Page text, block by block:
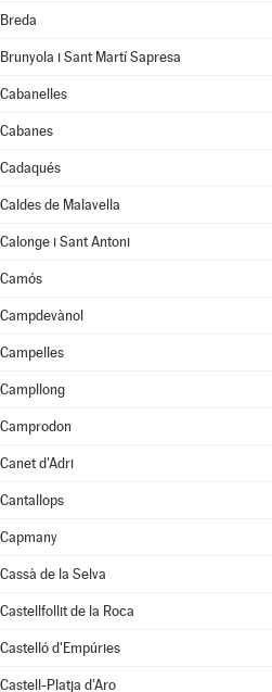
Breda
Brunyola i Sant Martí Sapresa
Cabanelles
Cabanes
Cadaqués
Caldes de Malavella
Calonge i Sant Antoni
Camós
Campdevànol
Campelles
Campllong
Camprodon
Canet d'Adri
Cantallops
Capmany
Cassà de la Selva
Castellfollit de la Roca
Castelló d'Empúries
Castell-Platja d'Aro